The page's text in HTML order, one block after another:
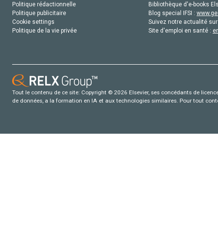
Politique rédactionnelle
Politique publicitaire
Cookie settings
Politique de la vie privée
Bibliothèque d'e-books
Blog special IFSI :
Suivez notre actualité
Site d'emploi en santé :
Tout le contenu de ce site: Copyright © 2026 Elsevier, ses concédants de
de données, a la formation en IA et aux technologies similaires. Pour tout